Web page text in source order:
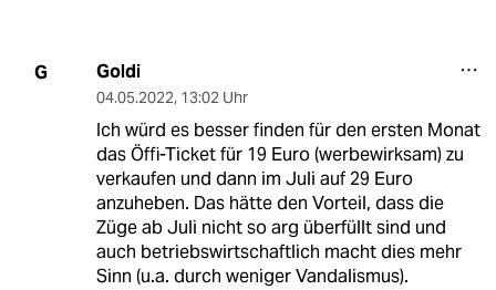
G Goldi
04.05.2022, 13:02 Uhr
Ich würd es besser finden für den ersten Monat
das Öffi-Ticket für 19 Euro (werbewirksam) zu
verkaufen und dann im Juli auf 29 Euro
anzuheben. Das hätte den Vorteil, dass die
Züge ab Juli nicht so arg überfüllt sind und
auch betriebswirtschaftlich macht dies mehr
Sinn (u.a. durch weniger Vandalismus).